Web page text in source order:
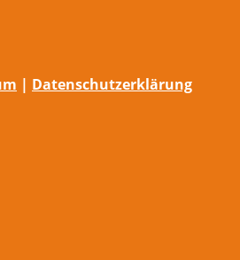
| Datenschutzerklärung